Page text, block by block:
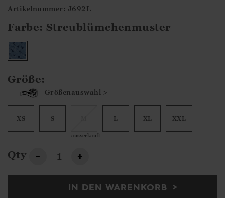
Artikelnummer: J692L
Farbe: Streublümchenmuster
Größe:
Größenauswahl >
XS S
ausverkauft
L XL XXL
Qty - +
IN DEN WARENKORB